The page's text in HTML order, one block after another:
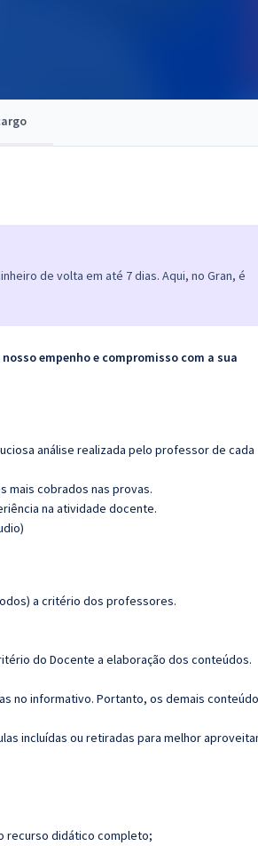
de volta em até 7 dias. Aqui, no Gran, é
empenho e compromisso com a sua
análise realizada pelo professor de cada
mais cobrados nas provas.
na atividade docente.
a critério dos professores.
do Docente a elaboração dos conteúdos.
no informativo. Portanto, os demais
incluídas ou retiradas para melhor
recurso didático completo;